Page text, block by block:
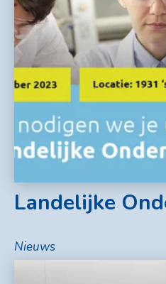
Landelijke
Nieuws